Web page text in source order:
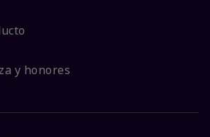
y honores